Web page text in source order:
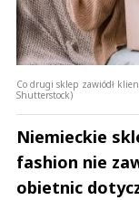
Co drugi sklep zawiódł
Shutterstock)
Niemieckie
fashion nie
obietnic